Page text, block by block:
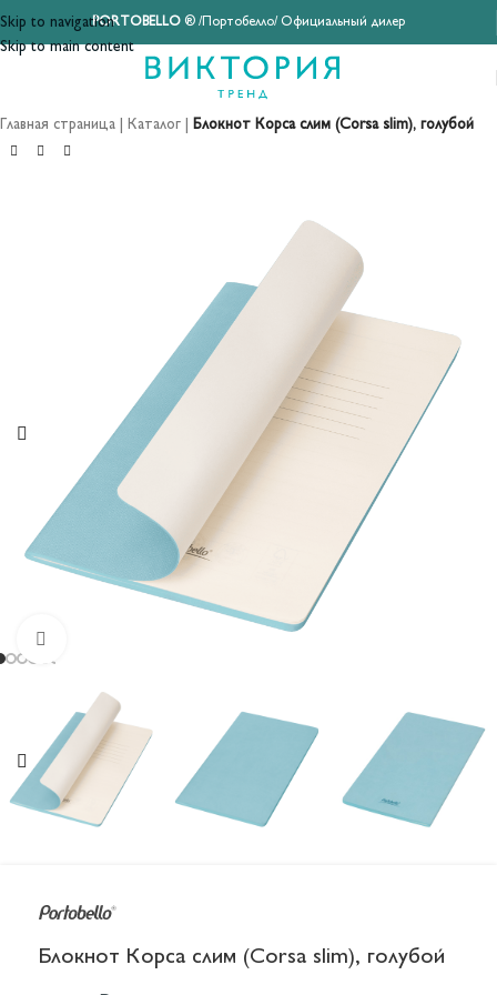
Skip to navigation
Skip to main content
PORTOBELLO® /Портобелло/ Официальный дилер
Главная страница Каталог Блокнот Корса слим (Corsa slim), голубой
Блокнот Корса слим (Corsa slim), голубой